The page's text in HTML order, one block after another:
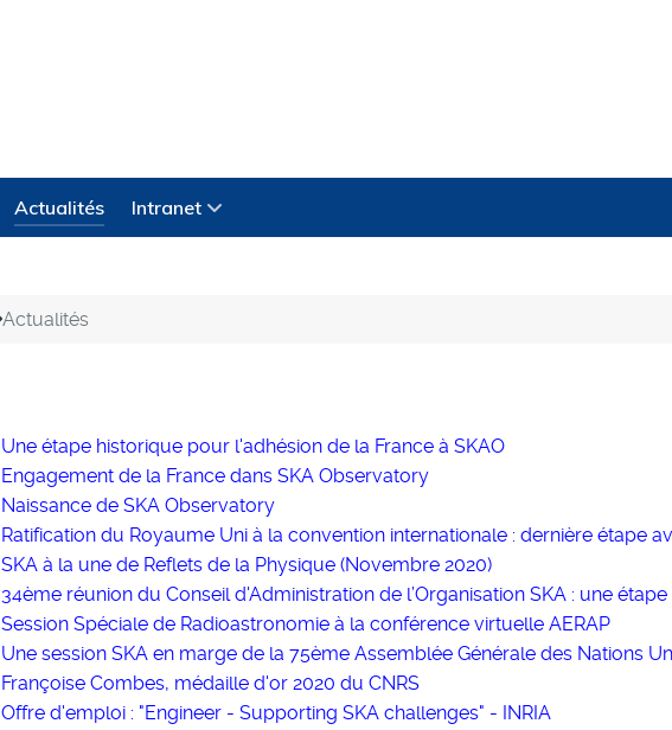
Actualités Intranet
Actualités
Une étape historique pour l'adhésion de la France à SKAO
Engagement de la France dans SKA Observatory
Naissance de SKA Observatory
Ratification du Royaume Uni à la convention internationale : dernière étape
SKA à la une de Reflets de la Physique (Novembre 2020)
34ème réunion du Conseil d'Administration de l’Organisation SKA : une
Session Spéciale de Radioastronomie à la conférence virtuelle AERAP
Une session SKA en marge de la 75ème Assemblée Générale des Nations
Françoise Combes, médaille d'or 2020 du CNRS
Offre d'emploi : "Engineer - Supporting SKA challenges" - INRIA